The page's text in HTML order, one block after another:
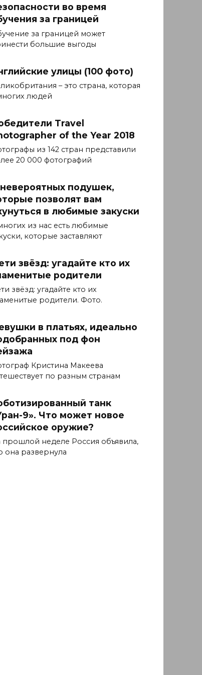
во время
за границей
за границей может
большие выгоды
улицы (100 фото)
– это страна, которая
людей
Travel
of the Year 2018
из 142 стран представили
20 000 фотографий
невероятных подушек,
позволят вам
в любимые закуски
из нас есть любимые
которые заставляют
звёзд: угадайте кто их
родители
звёзд: угадайте кто их
родители. Фото.
в платьях, идеально
под фон
Кристина Макеева
по разным странам
танк
9». Что может новое
оружие?
прошлой неделе Россия объявила,
она развернула